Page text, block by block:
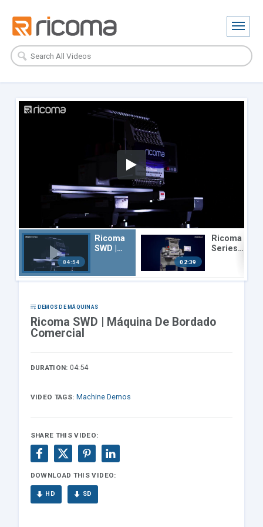
04:54
Ricoma
SWD |
Bordad
ial
02:39
Ricoma
Series
a De
ial
DEMOS DE MÁQUINAS
Ricoma SWD | Máquina De Bordado
Comercial
DURATION: 04:54
VIDEO TAGS: Machine Demos
SHARE THIS VIDEO:
DOWNLOAD THIS VIDEO:
HD SD